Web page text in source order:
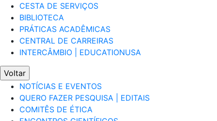
CESTA DE SERVIÇOS
BIBLIOTECA
PRÁTICAS ACADÊMICAS
CENTRAL DE CARREIRAS
INTERCÂMBIO | EDUCATIONUSA
Voltar
NOTÍCIAS E EVENTOS
QUERO FAZER PESQUISA | EDITAIS
COMITÊS DE ÉTICA